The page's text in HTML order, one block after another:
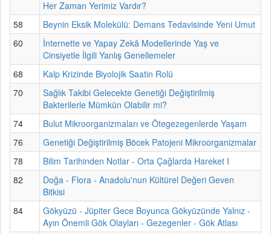
Her Zaman Yerimiz Vardır?
58
Beynin Eksik Molekülü: Demans Tedavisinde Yeni Umut
60
İnternette ve Yapay Zekâ Modellerinde Yaş ve
Cinsiyetle İlgili Yanlış Genellemeler
68
Kalp Krizinde Biyolojik Saatin Rolü
70
Sağlık Takibi Gelecekte Genetiği Değiştirilmiş
Bakterilerle Mümkün Olabilir mi?
74
Bulut Mikroorganizmaları ve Ötegezegenlerde Yaşam
76
Genetiği Değiştirilmiş Böcek Patojeni Mikroorganizmalar
78
Bilim Tarihinden Notlar - Orta Çağlarda Hareket I
82
Doğa - Flora - Anadolu'nun Kültürel Değeri Geven
Bitkisi
84
Gökyüzü - Jüpiter Gece Boyunca Gökyüzünde Yalnız -
Ayın Önemli Gök Olayları - Gezegenler - Gök Atlası